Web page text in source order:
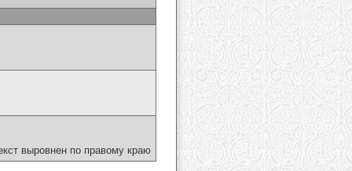
выровнен по правому краю